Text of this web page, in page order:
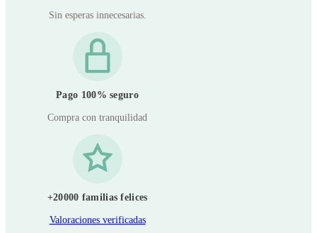
Sin esperas innecesarias.
Pago 100% seguro
Compra con tranquilidad
+20000 familias felices
Valoraciones verificadas